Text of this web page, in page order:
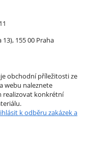
155 00 Praha
obchodní příležitosti ze
webu naleznete
realizovat konkrétní
k odběru zakázek a